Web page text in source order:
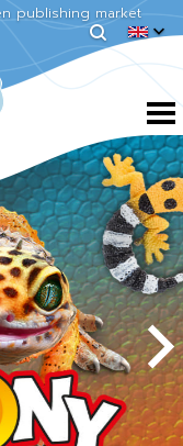
publishing market